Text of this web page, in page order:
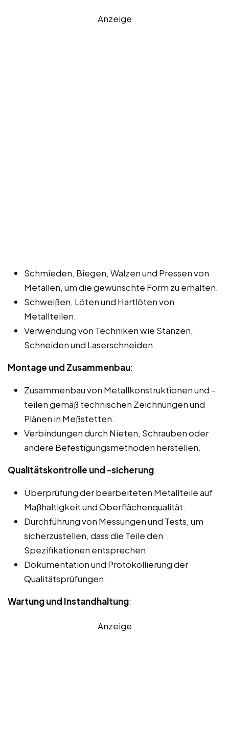
Anzeige
Schmieden, Biegen, Walzen und Pressen von
Metallen, um die gewünschte Form zu erhalten.
Schweißen, Löten und Hartlöten von
Metallteilen.
Verwendung von Techniken wie Stanzen,
Schneiden und Laserschneiden.
Montage und Zusammenbau:
Zusammenbau von Metallkonstruktionen und -
teilen gemäß technischen Zeichnungen und
Plänen in Meßstetten.
Verbindungen durch Nieten, Schrauben oder
andere Befestigungsmethoden herstellen.
Qualitätskontrolle und -sicherung:
Überprüfung der bearbeiteten Metallteile auf
Maßhaltigkeit und Oberflächenqualität.
Durchführung von Messungen und Tests, um
sicherzustellen, dass die Teile den
Spezifikationen entsprechen.
Dokumentation und Protokollierung der
Qualitätsprüfungen.
Wartung und Instandhaltung:
Anzeige